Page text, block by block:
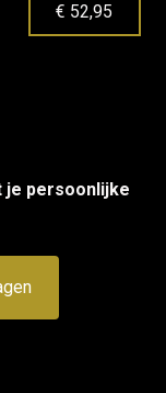
€ 52,95
je persoonlijke